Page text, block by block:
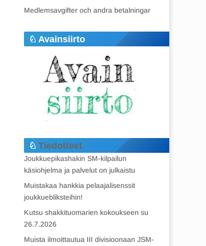
Medlemsavgifter och andra betalningar
Avainsiirto
Tiedotteet
Joukkuepikashakin SM-kilpailun
käsiohjelma ja palvelut on julkaistu
Muistakaa hankkia pelaajalisenssit
joukkuebliksteihin!
Kutsu shakkituomarien kokoukseen su
26.7.2026
Muista ilmoittautua III divisioonaan JSM-